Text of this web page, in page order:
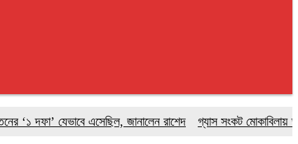
দফা’ যেভাবে এসেছিল, জানালেন রাশেদ
গ্যাস সংকট মোকাবিলায় আরও